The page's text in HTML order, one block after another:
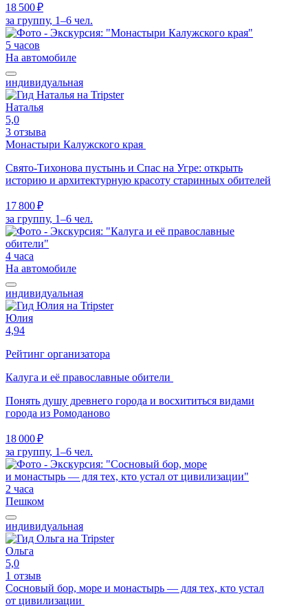
18 500 ₽
за группу, 1–6 чел.
5 часов
На автомобиле
индивидуальная
Наталья
5,0
3 отзыва
Монастыри Калужского края
Свято-Тихонова пустынь и Спас на Угре: открыть
историю и архитектурную красоту старинных обителей
17 800 ₽
за группу, 1–6 чел.
4 часа
На автомобиле
индивидуальная
Юлия
4,94
Рейтинг организатора
Калуга и её православные обители
Понять душу древнего города и восхититься видами
города из Ромоданово
18 000 ₽
за группу, 1–6 чел.
2 часа
Пешком
индивидуальная
Ольга
5,0
1 отзыв
Сосновый бор, море и монастырь — для тех, кто устал
от цивилизации